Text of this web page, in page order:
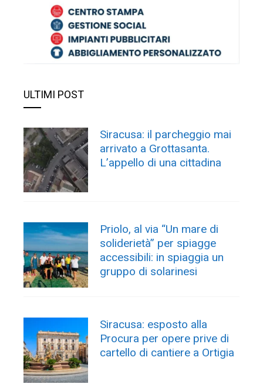
ULTIMI POST
Siracusa: il parcheggio mai
arrivato a Grottasanta.
L’appello di una cittadina
Priolo, al via “Un mare di
soliderietà” per spiagge
accessibili: in spiaggia un
gruppo di solarinesi
Siracusa: esposto alla
Procura per opere prive di
cartello di cantiere a Ortigia